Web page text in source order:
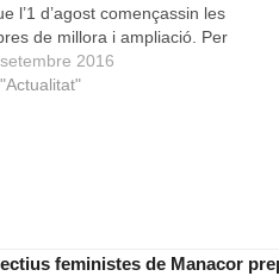
l’1 d’agost començassin les
de millora i ampliació. Per
des de dia 1 de setembre els
que ho necessitin poden
2016
feministes de Manacor